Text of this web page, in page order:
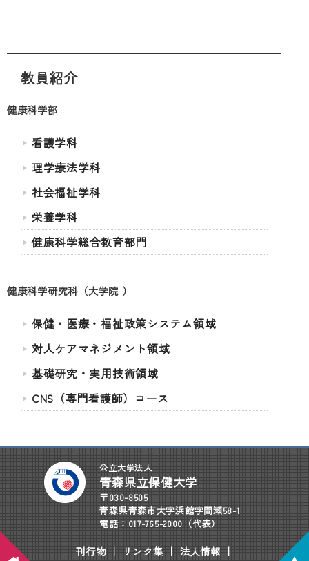
教員紹介
健康科学部
看護学科
理学療法学科
社会福祉学科
栄養学科
健康科学総合教育部門
健康科学研究科（大学院 ）
保健・医療・福祉政策システム領域
対人ケアマネジメント領域
基礎研究・実用技術領域
CNS（専門看護師）コース
公立大学法人
青森県立保健大学
〒030-8505
青森県青森市大字浜館字間瀬58-1
電話：017-765-2000（代表）
刊行物｜ リンク集 ｜ 法人情報 ｜